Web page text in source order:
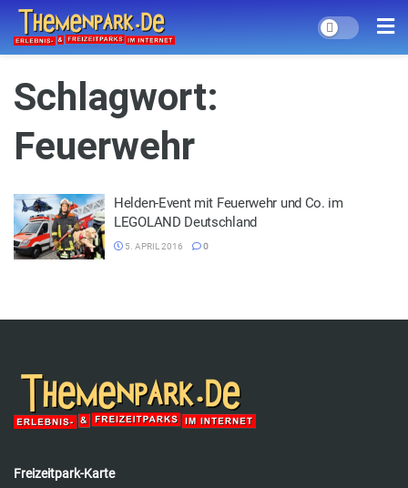
Schlagwort:
Feuerwehr
Helden-Event mit Feuerwehr und Co. im
LEGOLAND Deutschland
5. APRIL 2016 0
Freizeitpark-Karte